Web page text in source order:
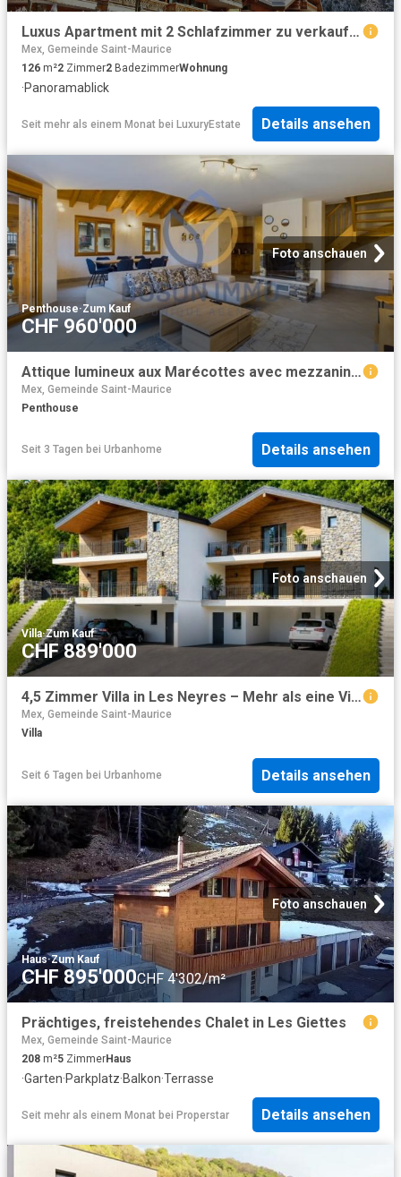
Luxus Apartment mit 2 Schlafzimmer zu verkaufen in route des tavys, Champéry, Wallis
Mex, Gemeinde Saint-Maurice
126 m²2 Zimmer2 BadezimmerWohnung
·Panoramablick
Seit mehr als einem Monat bei LuxuryEstate Details ansehen
Foto anschauen
Penthouse·Zum Kauf
CHF 960'000
Attique lumineux aux Marécottes avec mezzanine et vue sur les Alpes !
Mex, Gemeinde Saint-Maurice
Penthouse
Seit 3 Tagen bei Urbanhome Details ansehen
Foto anschauen
Villa·Zum Kauf
CHF 889'000
4,5 Zimmer Villa in Les Neyres – Mehr als eine Villa verfügbar
Mex, Gemeinde Saint-Maurice
Villa
Seit 6 Tagen bei Urbanhome Details ansehen
Foto anschauen
Haus·Zum Kauf
CHF 895'000CHF 4'302/m²
Prächtiges, freistehendes Chalet in Les Giettes
Mex, Gemeinde Saint-Maurice
208 m²5 ZimmerHaus
·Garten·Parkplatz·Balkon·Terrasse
Seit mehr als einem Monat bei Properstar Details ansehen